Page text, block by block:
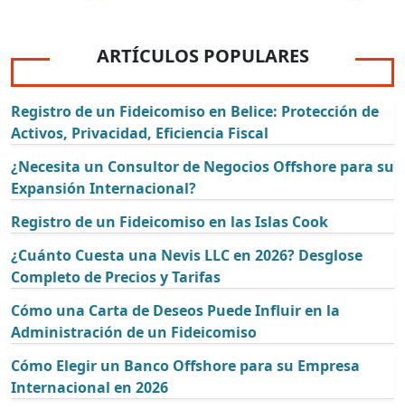
ARTÍCULOS POPULARES
Registro de un Fideicomiso en Belice: Protección de
Activos, Privacidad, Eficiencia Fiscal
¿Necesita un Consultor de Negocios Offshore para su
Expansión Internacional?
Registro de un Fideicomiso en las Islas Cook
¿Cuánto Cuesta una Nevis LLC en 2026? Desglose
Completo de Precios y Tarifas
Cómo una Carta de Deseos Puede Influir en la
Administración de un Fideicomiso
Cómo Elegir un Banco Offshore para su Empresa
Internacional en 2026